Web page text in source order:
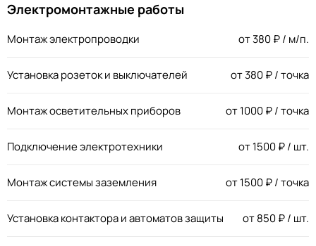
Электромонтажные работы
Монтаж электропроводки от380₽ / м/п.
Установка розеток и выключателей от380₽ / точка
Монтаж осветительных приборов от1000₽ / точка
Подключение электротехники от1500₽ / шт.
Монтаж системы заземления от1500₽ / точка
Установка контактора и автоматов защиты от850₽ / шт.